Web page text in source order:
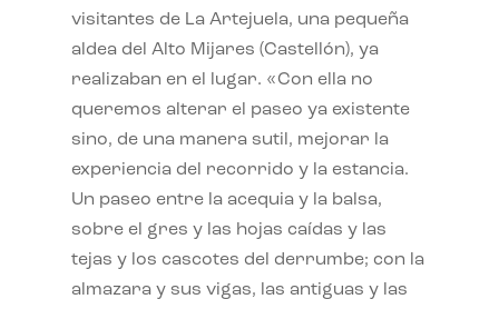
visitantes de La Artejuela, una pequeña
aldea del Alto Mijares (Castellón), ya
realizaban en el lugar. «Con ella no
queremos alterar el paseo ya existente
sino, de una manera sutil, mejorar la
experiencia del recorrido y la estancia.
Un paseo entre la acequia y la balsa,
sobre el gres y las hojas caídas y las
tejas y los cascotes del derrumbe; con la
almazara y sus vigas, las antiguas y las